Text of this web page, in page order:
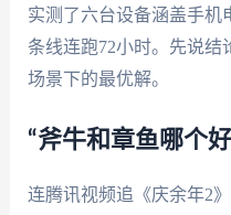
实测了六台设备涵盖手机
条线连跑72小时。先说结
场景下的最优解。
“斧牛和章鱼哪个
连腾讯视频追《庆余年2